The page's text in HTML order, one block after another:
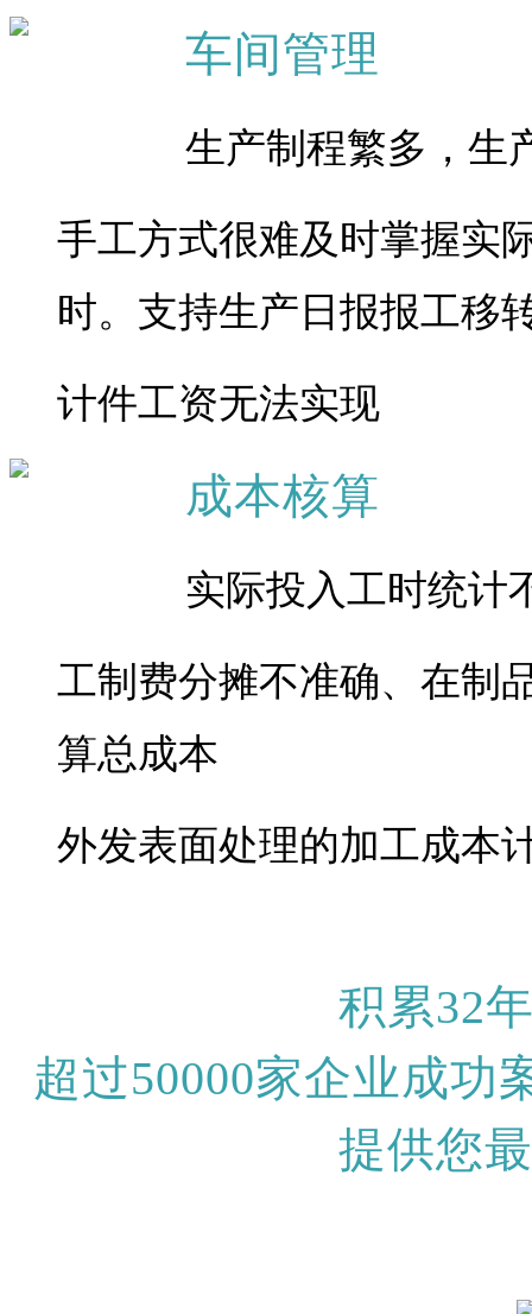
车间管理
生产制程繁多，生
手工方式很难及时掌握实
时。支持生产日报报工移
计件工资无法实现
成本核算
实际投入工时统计
工制费分摊不准确、在制
算总成本
外发表面处理的加工成本
积累32
超过50000家企业成功
提供您